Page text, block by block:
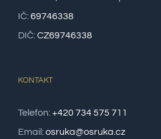
IČ:69746338
DIČ:CZ69746338
KONTAKT
Telefon:+420 734 575 711
Email:osruka@osruka.cz